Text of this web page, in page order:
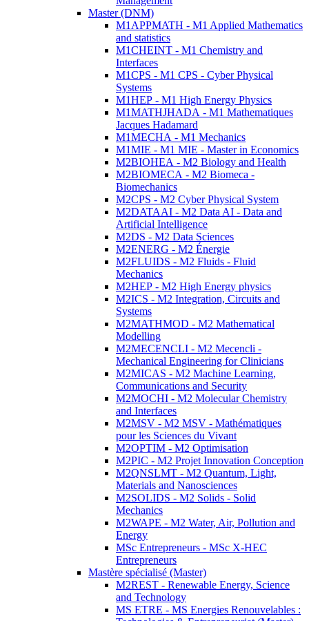
Master (DNM)
M1APPMATH - M1 Applied Mathematics
and statistics
M1CHEINT - M1 Chemistry and
Interfaces
M1CPS - M1 CPS - Cyber Physical
Systems
M1HEP - M1 High Energy Physics
M1MATHJHADA - M1 Mathematiques
Jacques Hadamard
M1MECHA - M1 Mechanics
M1MIE - M1 MIE - Master in Economics
M2BIOHEA - M2 Biology and Health
M2BIOMECA - M2 Biomeca -
Biomechanics
M2CPS - M2 Cyber Physical System
M2DATAAI - M2 Data AI - Data and
Artificial Intelligence
M2DS - M2 Data Sciences
M2ENERG - M2 Énergie
M2FLUIDS - M2 Fluids - Fluid
Mechanics
M2HEP - M2 High Energy physics
M2ICS - M2 Integration, Circuits and
Systems
M2MATHMOD - M2 Mathematical
Modelling
M2MECENCLI - M2 Mecencli -
Mechanical Engineering for Clinicians
M2MICAS - M2 Machine Learning,
Communications and Security
M2MOCHI - M2 Molecular Chemistry
and Interfaces
M2MSV - M2 MSV - Mathématiques
pour les Sciences du Vivant
M2OPTIM - M2 Optimisation
M2PIC - M2 Projet Innovation Conception
M2QNSLMT - M2 Quantum, Light,
Materials and Nanosciences
M2SOLIDS - M2 Solids - Solid
Mechanics
M2WAPE - M2 Water, Air, Pollution and
Energy
MSc Entrepreneurs - MSc X-HEC
Entrepreneurs
Mastère spécialisé (Master)
M2REST - Renewable Energy, Science
and Technology
MS ETRE - MS Energies Renouvelables :